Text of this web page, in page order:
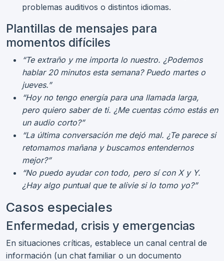
problemas auditivos o distintos idiomas.
Plantillas de mensajes para
momentos difíciles
“Te extraño y me importa lo nuestro. ¿Podemos
hablar 20 minutos esta semana? Puedo martes o
jueves.”
“Hoy no tengo energía para una llamada larga,
pero quiero saber de ti. ¿Me cuentas cómo estás en
un audio corto?”
“La última conversación me dejó mal. ¿Te parece si
retomamos mañana y buscamos entendernos
mejor?”
“No puedo ayudar con todo, pero sí con X y Y.
¿Hay algo puntual que te alivie si lo tomo yo?”
Casos especiales
Enfermedad, crisis y emergencias
En situaciones críticas, establece un canal central de
información (un chat familiar o un documento